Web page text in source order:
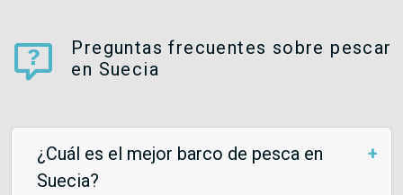
Preguntas frecuentes sobre pescar
en Suecia
¿Cuál es el mejor barco de pesca en
Suecia?